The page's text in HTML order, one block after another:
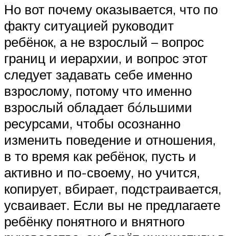
Но вот почему оказывается, что по
факту ситуацией руководит
ребёнок, а не взрослый – вопрос
границ и иерархии, и вопрос этот
следует задавать себе именно
взрослому, потому что именно
взрослый обладает бóльшими
ресурсами, чтобы осознанно
изменить поведение и отношения,
в то время как ребёнок, пусть и
активно и по-своему, но учится,
копирует, вбирает, подстраивается,
усваивает. Если вы не предлагаете
ребёнку понятного и внятного